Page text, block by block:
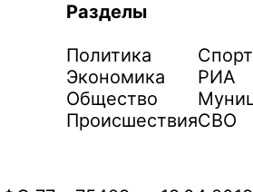
Разделы
Политика
Экономика
Общество
Происшествия
Спорт
РИА
СВО